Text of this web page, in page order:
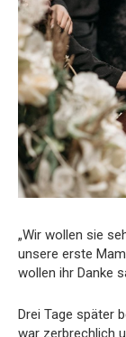
„Wir wollen sie
unsere erste
wollen ihr Danke
Drei Tage später
war zerbrechlich